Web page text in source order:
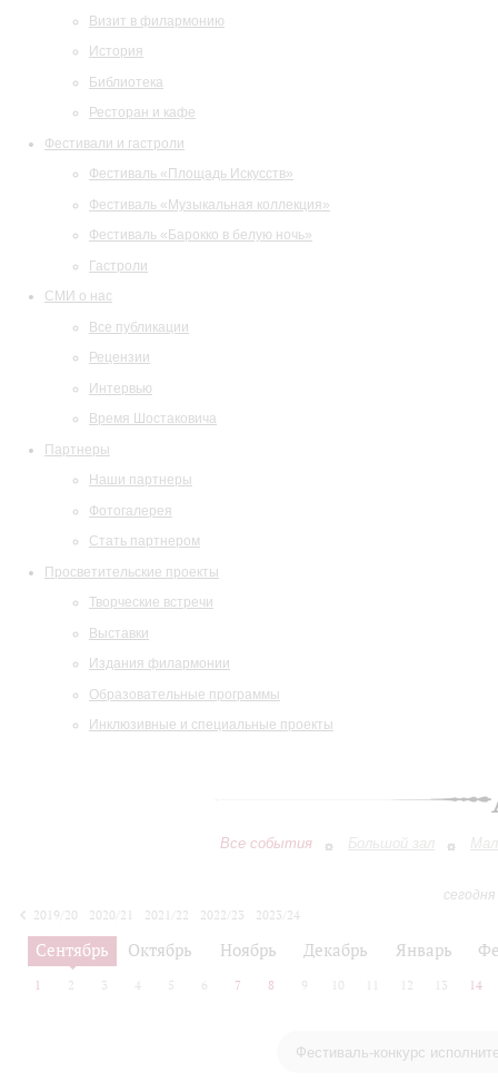
Визит в филармонию
История
Библиотека
Ресторан и кафе
Фестивали и гастроли
Фестиваль «Площадь Искусств»
Фестиваль «Музыкальная коллекция»
Фестиваль «Барокко в белую ночь»
Гастроли
СМИ о нас
Все публикации
Рецензии
Интервью
Время Шостаковича
Партнеры
Наши партнеры
Фотогалерея
Стать партнером
Просветительские проекты
Творческие встречи
Выставки
Издания филармонии
Образовательные программы
Инклюзивные и специальные проекты
Все события Большой зал
2019/20
2020/21 2021/22 2022/23
2023/24
2024/25
2025/26
Сентябрь Октябрь Ноябрь Декабрь Январь
1 2 3 4 5 6 7 8 9 10 12 13 14
Фестиваль-конкурс